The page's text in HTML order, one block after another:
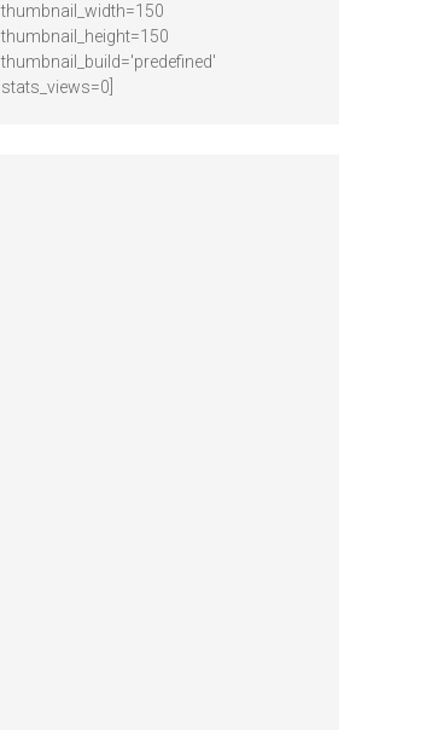
thumbnail_width=150
thumbnail_height=150
thumbnail_build='predefined'
stats_views=0]